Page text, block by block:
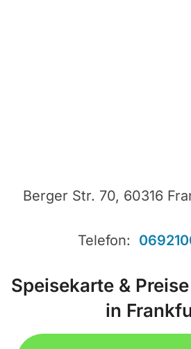
Berger Str. 70, 60316
Telefon:
Speisekarte &
in